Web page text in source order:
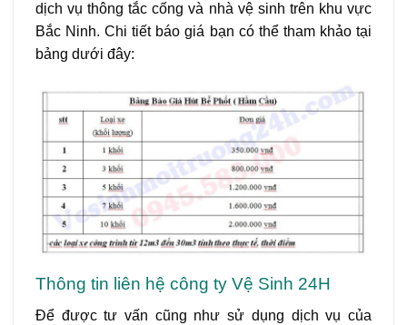
dịch vụ thông tắc cống và nhà vệ sinh trên khu vực
Bắc Ninh. Chi tiết báo giá bạn có thể tham khảo tại
bảng dưới đây:
Thông tin liên hệ công ty Vệ Sinh 24H
Để được tư vấn cũng như sử dụng dịch vụ của